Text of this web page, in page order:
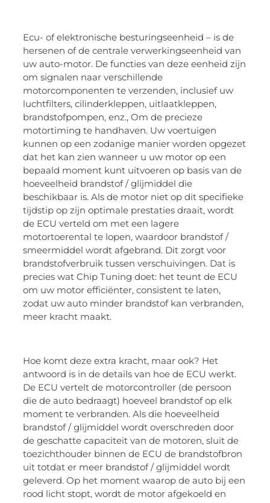
Ecu- of elektronische besturingseenheid – is de
hersenen of de centrale verwerkingseenheid van
uw auto-motor. De functies van deze eenheid zijn
om signalen naar verschillende
motorcomponenten te verzenden, inclusief uw
luchtfilters, cilinderkleppen, uitlaatkleppen,
brandstofpompen, enz., Om de precieze
motortiming te handhaven. Uw voertuigen
kunnen op een zodanige manier worden opgezet
dat het kan zien wanneer u uw motor op een
bepaald moment kunt uitvoeren op basis van de
hoeveelheid brandstof / glijmiddel die
beschikbaar is. Als de motor niet op dit specifieke
tijdstip op zijn optimale prestaties draait, wordt
de ECU verteld om met een lagere
motortoerental te lopen, waardoor brandstof /
smeermiddel wordt afgebrand. Dit zorgt voor
brandstofverbruik tussen verschuivingen. Dat is
precies wat Chip Tuning doet: het teunt de ECU
om uw motor efficiënter, consistent te laten,
zodat uw auto minder brandstof kan verbranden,
meer kracht maakt.
Hoe komt deze extra kracht, maar ook? Het
antwoord is in de details van hoe de ECU werkt.
De ECU vertelt de motorcontroller (de persoon
die de auto bedraagt) hoeveel brandstof op elk
moment te verbranden. Als die hoeveelheid
brandstof / glijmiddel wordt overschreden door
de geschatte capaciteit van de motoren, sluit de
toezichthouder binnen de ECU de brandstofbron
uit totdat er meer brandstof / glijmiddel wordt
geleverd. Op het moment waarop de auto bij een
rood licht stopt, wordt de motor afgekoeld en